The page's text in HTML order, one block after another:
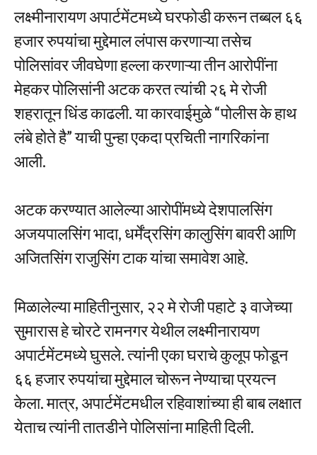
लक्ष्मीनारायण अपार्टमेंटमध्ये घरफोडी करून तब्बल ६६
हजार रुपयांचा मुद्देमाल लंपास करणाऱ्या तसेच
पोलिसांवर जीवघेणा हल्ला करणाऱ्या तीन आरोपींना
मेहकर पोलिसांनी अटक करत त्यांची २६ मे रोजी
शहरातून धिंड काढली. या कारवाईमुळे “पोलीस के हाथ
लंबे होते है” याची पुन्हा एकदा प्रचिती नागरिकांना
आली.
अटक करण्यात आलेल्या आरोपींमध्ये देशपालसिंग
अजयपालसिंग भादा, धर्मेंद्रसिंग कालुसिंग बावरी आणि
अजितसिंग राजुसिंग टाक यांचा समावेश आहे.
मिळालेल्या माहितीनुसार, २२ मे रोजी पहाटे ३ वाजेच्या
सुमारास हे चोरटे रामनगर येथील लक्ष्मीनारायण
अपार्टमेंटमध्ये घुसले. त्यांनी एका घराचे कुलूप फोडून
६६ हजार रुपयांचा मुद्देमाल चोरून नेण्याचा प्रयत्न
केला. मात्र, अपार्टमेंटमधील रहिवाशांच्या ही बाब लक्षात
येताच त्यांनी तातडीने पोलिसांना माहिती दिली.